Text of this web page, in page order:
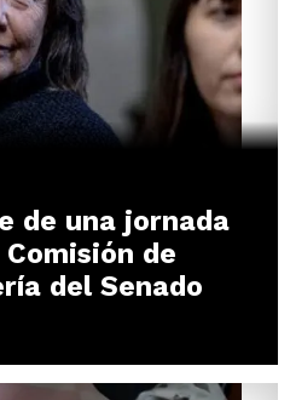
de una jornada
de
del Senado